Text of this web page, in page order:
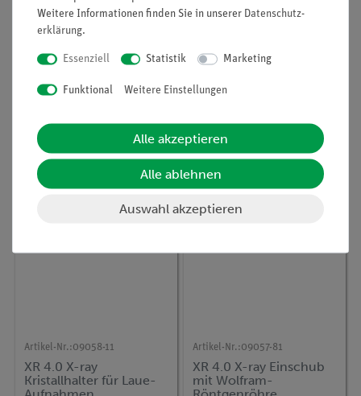
Artikel-Nr.: 09058-01
Einkristalle, Satz von 3
Stück
830,00 €
Artikel-Nr.: 09057-05
Plattenkondensatorhalt
165,00 €
Artikel-Nr.:09058-11
XR 4.0 X-ray
Kristallhalter für Laue-
Artikel-Nr.:09057-81
XR 4.0 X-ray Einschub
mit Wolfram-
Weitere Informationen finden Sie in unserer Daten­schutz­
erklärung.
Essenziell Statistik Marketing
Funktional Weitere Einstellungen
Alle akzeptieren
Alle ablehnen
Auswahl akzeptieren